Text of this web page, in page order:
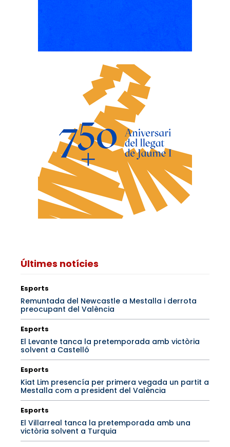
Últimes notícies
Esports
Remuntada del Newcastle a Mestalla i derrota
preocupant del València
Esports
El Levante tanca la pretemporada amb victòria
solvent a Castelló
Esports
Kiat Lim presencía per primera vegada un partit a
Mestalla com a president del València
Esports
El Villarreal tanca la pretemporada amb una
victòria solvent a Turquia